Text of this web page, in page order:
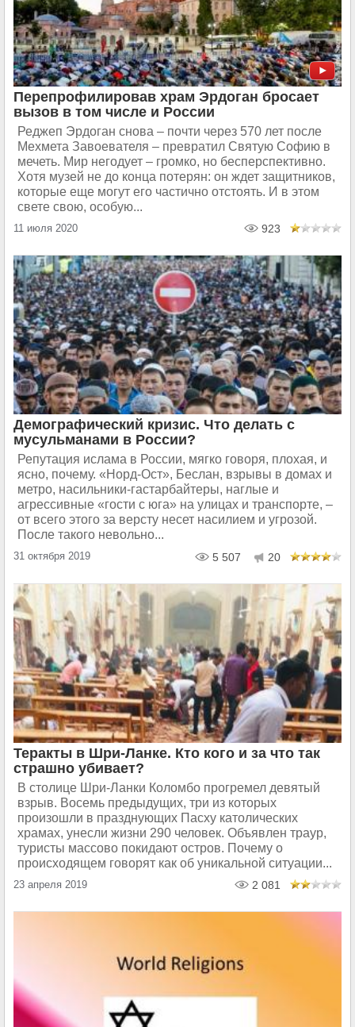
Перепрофилировав храм Эрдоган бросает
вызов в том числе и России
Реджеп Эрдоган снова – почти через 570 лет после
Мехмета Завоевателя – превратил Святую Софию в
мечеть. Мир негодует – громко, но бесперспективно.
Хотя музей не до конца потерян: он ждет защитников,
которые еще могут его частично отстоять. И в этом
свете свою, особую...
11 июля 2020 923
Демографический кризис. Что делать с
мусульманами в России?
Репутация ислама в России, мягко говоря, плохая, и
ясно, почему. «Норд-Ост», Беслан, взрывы в домах и
метро, насильники-гастарбайтеры, наглые и
агрессивные «гости с юга» на улицах и транспорте, –
от всего этого за версту несет насилием и угрозой.
После такого невольно...
31 октября 2019 5 507 20
Теракты в Шри-Ланке. Кто кого и за что так
страшно убивает?
В столице Шри-Ланки Коломбо прогремел девятый
взрыв. Восемь предыдущих, три из которых
произошли в празднующих Пасху католических
храмах, унесли жизни 290 человек. Объявлен траур,
туристы массово покидают остров. Почему о
происходящем говорят как об уникальной ситуации...
23 апреля 2019 2 081